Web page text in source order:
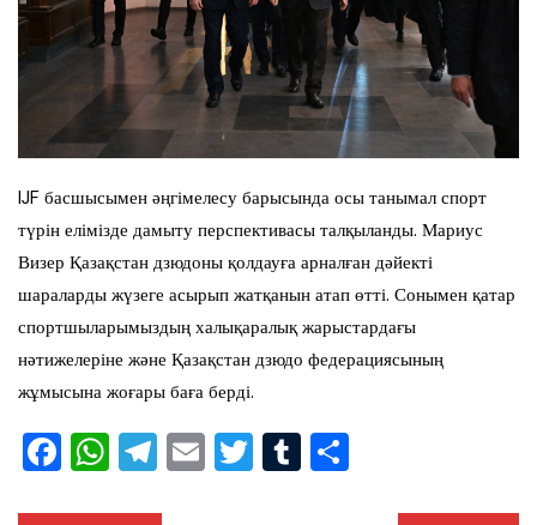
IJF басшысымен әңгімелесу барысында осы танымал спорт
түрін елімізде дамыту перспективасы талқыланды. Мариус
Визер Қазақстан дзюдоны қолдауға арналған дәйекті
шараларды жүзеге асырып жатқанын атап өтті. Сонымен қатар
спортшыларымыздың халықаралық жарыстардағы
нәтижелеріне және Қазақстан дзюдо федерациясының
жұмысына жоғары баға берді.
F W T E T T